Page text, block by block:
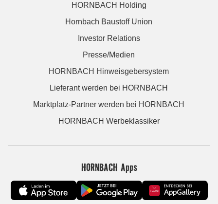
HORNBACH Holding
Hornbach Baustoff Union
Investor Relations
Presse/Medien
HORNBACH Hinweisgebersystem
Lieferant werden bei HORNBACH
Marktplatz-Partner werden bei HORNBACH
HORNBACH Werbeklassiker
HORNBACH Apps